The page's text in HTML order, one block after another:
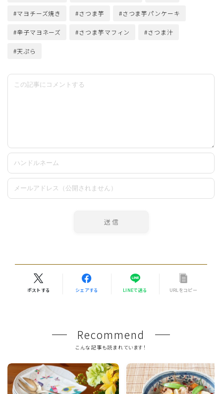
#マヨチーズ焼き #さつま芋 #さつま芋パンケーキ
#辛子マヨネーズ #さつま芋マフィン #さつま汁
#天ぷら
ポストする シェアする LINEで送る URLをコピー
Recommend
こんな記事も読まれています！